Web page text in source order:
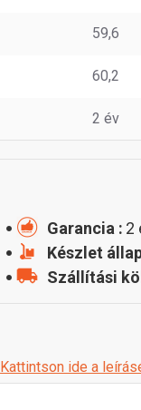
59,6
60,2
2 év
Garancia : 2
Készlet
Szállítási
Kattintson ide a